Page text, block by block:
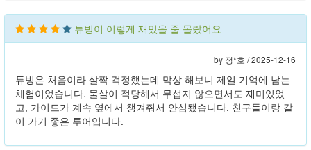
튜빙이 이렇게 재밌을 줄 몰랐어요
by 정*호 /2025-12-16
튜빙은 처음이라 살짝 걱정했는데 막상 해보니 제일 기억에 남는
체험이었습니다. 물살이 적당해서 무섭지 않으면서도 재미있었
고, 가이드가 계속 옆에서 챙겨줘서 안심됐습니다. 친구들이랑 같
이 가기 좋은 투어입니다.